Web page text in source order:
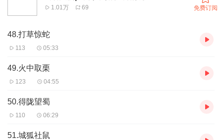
1.01万 69 免费订阅
48.打草惊蛇
113 05:33
49.火中取栗
123 04:55
50.得陇望蜀
110 06:29
51.城狐社鼠